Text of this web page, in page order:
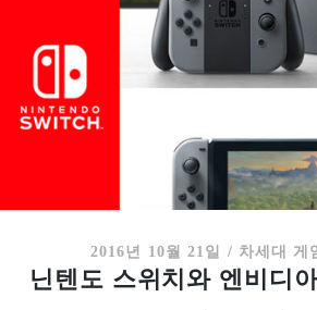
2016년 10월 21일 / 차세대 게
닌텐도 스위치와 엔비디